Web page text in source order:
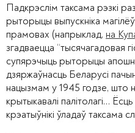
Падкрэслім таксама рэзкі
рыторыцы выпускніка
прамовах (напрыклад, на
згадваецца “тысячагадовая
супярэчыць рыторыцы
дзяржаўнасць Беларусі
нацызмам у 1945 годзе, што
крытыкавалі палітолагі…
крэатыўнікі ўладаў таксама